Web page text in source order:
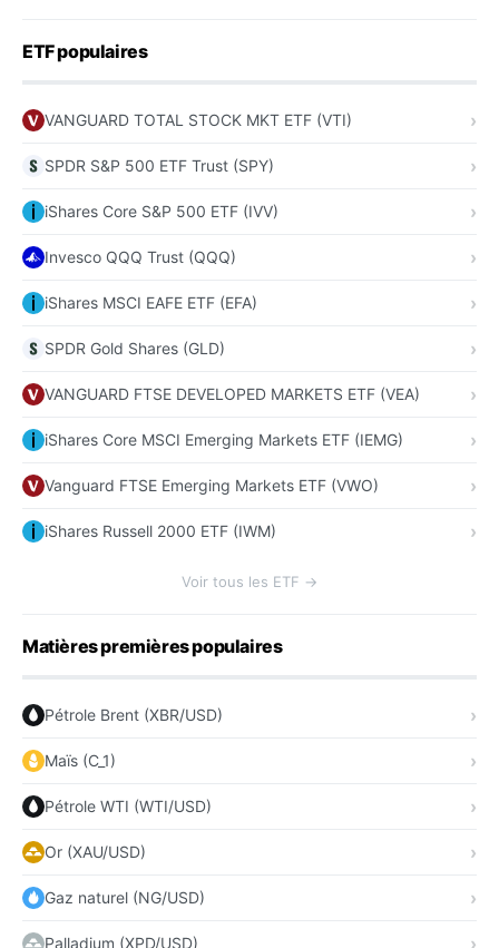
ETF populaires
VANGUARD TOTAL STOCK MKT ETF (VTI)
SPDR S&P 500 ETF Trust (SPY)
iShares Core S&P 500 ETF (IVV)
Invesco QQQ Trust (QQQ)
iShares MSCI EAFE ETF (EFA)
SPDR Gold Shares (GLD)
VANGUARD FTSE DEVELOPED MARKETS ETF (VEA)
iShares Core MSCI Emerging Markets ETF (IEMG)
Vanguard FTSE Emerging Markets ETF (VWO)
iShares Russell 2000 ETF (IWM)
Voir tous les ETF →
Matières premières populaires
Pétrole Brent (XBR/USD)
Maïs (C_1)
Pétrole WTI (WTI/USD)
Or (XAU/USD)
Gaz naturel (NG/USD)
Palladium (XPD/USD)